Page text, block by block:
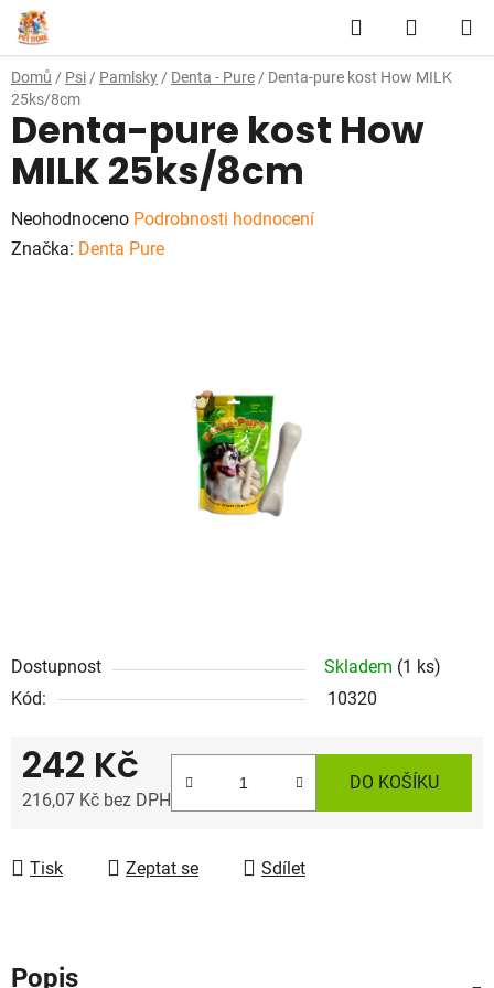
Přejít
na
obsah
Hledat
KOŠÍK
Domů / Psi / Pamlsky / Denta - Pure / Denta-pure kost How MILK
25ks/8cm
Dostupnost Skladem (1 ks)
Kód:
10320
242 Kč
216,07 Kč bez DPH
DO KOŠÍKU
Tisk Zeptat se Sdílet
Denta-pure kost How
MILK 25ks/8cm
Průměrné
hodnocení
Neohodnoceno Podrobnosti hodnocení
Značka: Denta Pure
Popis